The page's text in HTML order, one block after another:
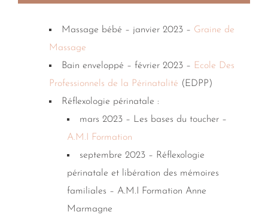
Massage bébé – janvier 2023 – Graine de
Massage
Bain enveloppé – février 2023 – Ecole Des
Professionnels de la Périnatalité (EDPP)
Réflexologie périnatale :
mars 2023 – Les bases du toucher –
A.M.I Formation
septembre 2023 – Réflexologie
périnatale et libération des mémoires
familiales – A.M.I Formation Anne
Marmagne